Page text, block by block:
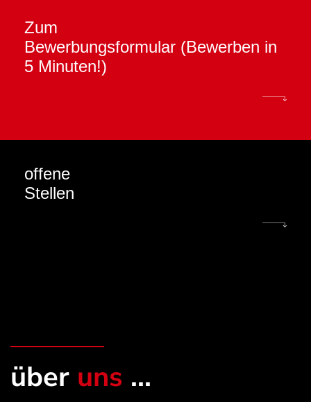
Zum
Bewerbungsformular (Bewerben in
5 Minuten!)
offene
Stellen
über uns ...